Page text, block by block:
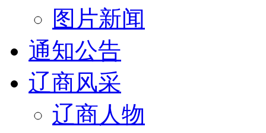
图片新闻
通知公告
辽商风采
辽商人物